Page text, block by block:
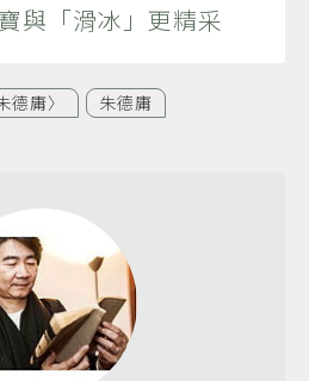
與「滑冰」更精采
庸〉 朱德庸